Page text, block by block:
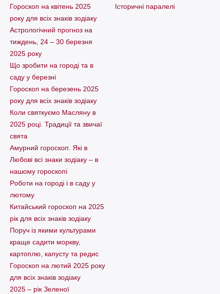
Гороскоп на квітень 2025
року для всіх знаків зодіаку
Астрологічний прогноз на
тиждень, 24 – 30 березня
2025 року
Що зробити на городі та в
саду у березні
Гороскоп на березень 2025
року для всіх знаків зодіаку
Коли святкуємо Масляну в
2025 році. Традиції та звичаї
свята
Амурний гороскоп. Які в
Любові всі знаки зодіаку – в
нашому гороскопі
Pоботи на городі і в саду у
лютому
Китайський гороскоп на 2025
рік для всіх знаків зодіаку
Поруч із якими культурами
краще садити моркву,
картоплю, капусту та редис
Гороскоп на лютий 2025 року
для всіх знаків зодіаку
2025 – рік Зеленої
Історичні паралелі